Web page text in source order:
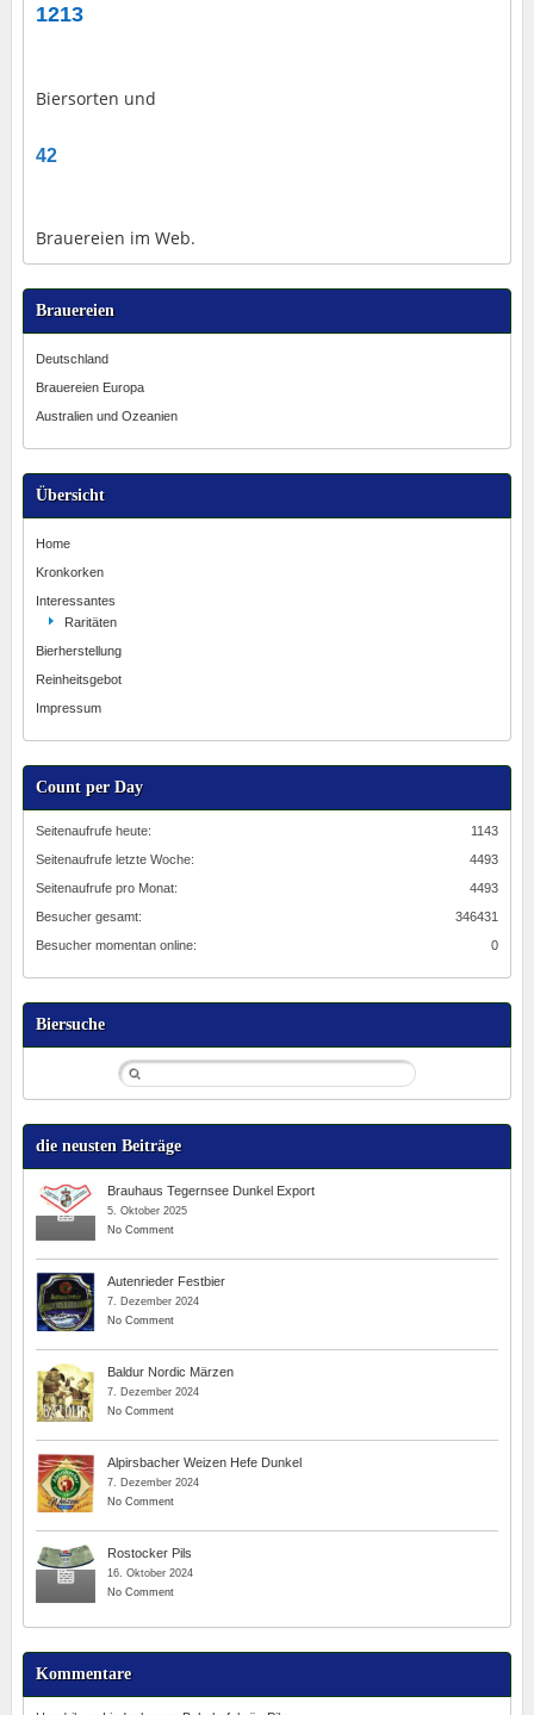
1213
Biersorten und
42
Brauereien im Web.
Brauereien
Deutschland
Brauereien Europa
Australien und Ozeanien
Übersicht
Home
Kronkorken
Interessantes
Raritäten
Bierherstellung
Reinheitsgebot
Impressum
Count per Day
1143
Seitenaufrufe heute:
4493
Seitenaufrufe letzte Woche:
4493
Seitenaufrufe pro Monat:
346431
Besucher gesamt:
0
Besucher momentan online:
Biersuche
die neusten Beiträge
Brauhaus Tegernsee Dunkel Export
5. Oktober 2025
No Comment
Autenrieder Festbier
7. Dezember 2024
No Comment
Baldur Nordic Märzen
7. Dezember 2024
No Comment
Alpirsbacher Weizen Hefe Dunkel
7. Dezember 2024
No Comment
Rostocker Pils
16. Oktober 2024
No Comment
Kommentare